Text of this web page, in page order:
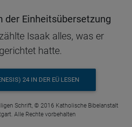
der Einheitsübersetzung
Isaak alles, was er
hatte.
24 IN DER EÜ LESEN
Schrift, © 2016 Katholische Bibelanstalt
Alle Rechte vorbehalten